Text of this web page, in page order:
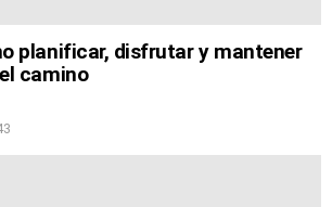
planificar, disfrutar y mantener
camino